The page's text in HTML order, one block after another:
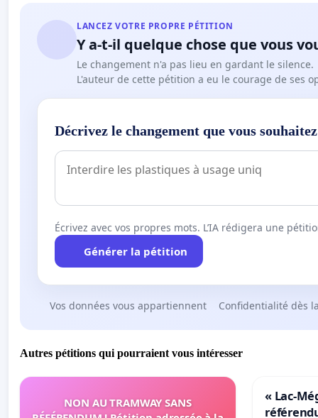
LANCEZ VOTRE PROPRE PÉTITION
Y a-t-il quelque chose que vous
Le changement n'a pas lieu en gardant le silence.
L'auteur de cette pétition a eu le courage de ses
Décrivez le changement que vous
Écrivez avec vos propres mots. L’IA rédigera une
Générer la pétition
Vos données vous appartiennent Confidentialité dès
Autres pétitions qui pourraient vous intéresser
NON AU TRAMWAY SANS
« Lac-